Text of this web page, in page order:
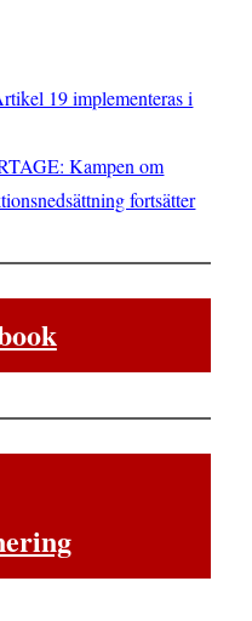
19 implementeras i
Kampen om
fortsätter